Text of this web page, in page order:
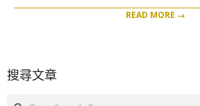
READ MORE →
搜尋文章
Search